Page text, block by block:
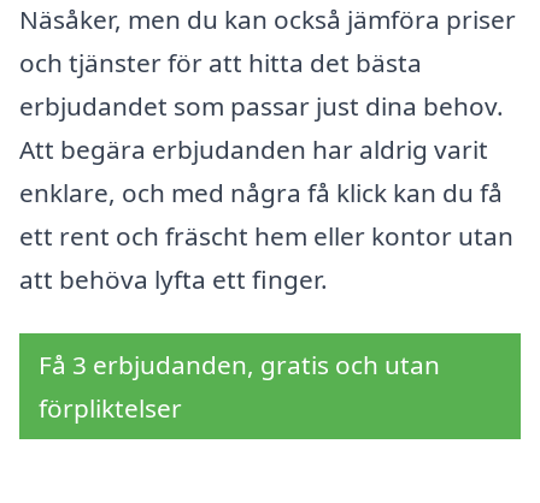
Näsåker, men du kan också jämföra priser
och tjänster för att hitta det bästa
erbjudandet som passar just dina behov.
Att begära erbjudanden har aldrig varit
enklare, och med några få klick kan du få
ett rent och fräscht hem eller kontor utan
att behöva lyfta ett finger.
Få 3 erbjudanden, gratis och utan
förpliktelser